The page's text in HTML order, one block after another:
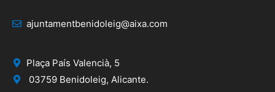
ajuntamentbenidoleig@aixa.com
Plaça País Valencià, 5
03759 Benidoleig, Alicante.